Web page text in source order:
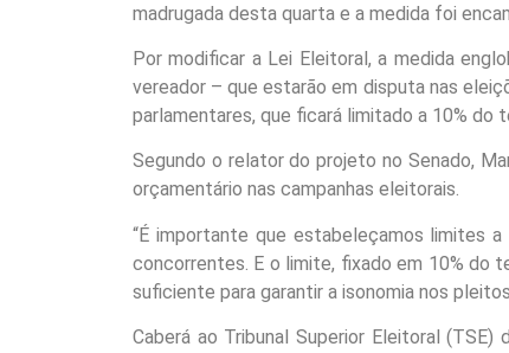
madrugada desta quarta e a medida foi
Por modificar a Lei Eleitoral, a medida
vereador – que estarão em disputa nas
parlamentares, que ficará limitado a 10%
Segundo o relator do projeto no Senado,
orçamentário nas campanhas eleitorais.
“É importante que estabeleçamos limites
concorrentes. E o limite, fixado em 10% do
suficiente para garantir a isonomia nos
Caberá ao Tribunal Superior Eleitoral